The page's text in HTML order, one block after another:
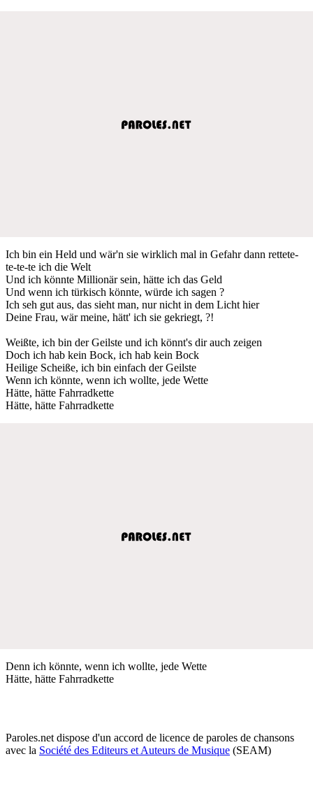
Ich bin ein Held und wär'n sie wirklich mal in Gefahr dann rettete-
te-te-te ich die Welt
Und ich könnte Millionär sein, hätte ich das Geld
Und wenn ich türkisch könnte, würde ich sagen ?
Ich seh gut aus, das sieht man, nur nicht in dem Licht hier
Deine Frau, wär meine, hätt' ich sie gekriegt, ?!
Weißte, ich bin der Geilste und ich könnt's dir auch zeigen
Doch ich hab kein Bock, ich hab kein Bock
Heilige Scheiße, ich bin einfach der Geilste
Wenn ich könnte, wenn ich wollte, jede Wette
Hätte, hätte Fahrradkette
Hätte, hätte Fahrradkette
Denn ich könnte, wenn ich wollte, jede Wette
Hätte, hätte Fahrradkette
Paroles.net dispose d'un accord de licence de paroles de chansons
avec la Société des Editeurs et Auteurs de Musique (SEAM)